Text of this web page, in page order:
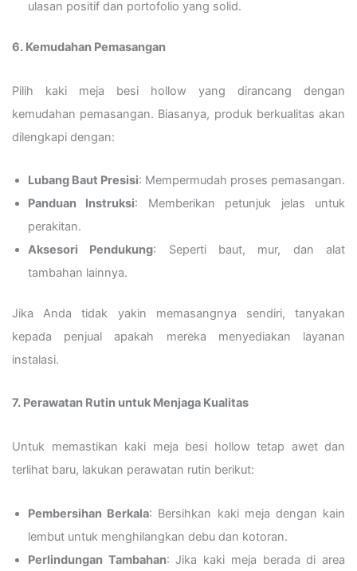
ulasan positif dan portofolio yang solid.
6. Kemudahan Pemasangan
Pilih kaki meja besi hollow yang dirancang dengan
kemudahan pemasangan. Biasanya, produk berkualitas akan
dilengkapi dengan:
Lubang Baut Presisi: Mempermudah proses pemasangan.
Panduan Instruksi: Memberikan petunjuk jelas untuk
perakitan.
Aksesori Pendukung: Seperti baut, mur, dan alat
tambahan lainnya.
Jika Anda tidak yakin memasangnya sendiri, tanyakan
kepada penjual apakah mereka menyediakan layanan
instalasi.
7. Perawatan Rutin untuk Menjaga Kualitas
Untuk memastikan kaki meja besi hollow tetap awet dan
terlihat baru, lakukan perawatan rutin berikut:
Pembersihan Berkala: Bersihkan kaki meja dengan kain
lembut untuk menghilangkan debu dan kotoran.
Perlindungan Tambahan: Jika kaki meja berada di area